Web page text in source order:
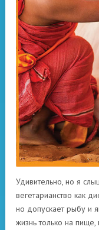
Удивительно, но я
вегетарианство как
но допускает рыбу и
жизнь только на